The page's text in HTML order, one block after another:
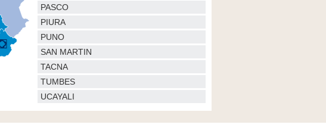
PASCO
PIURA
PUNO
SAN MARTIN
TACNA
TUMBES
UCAYALI